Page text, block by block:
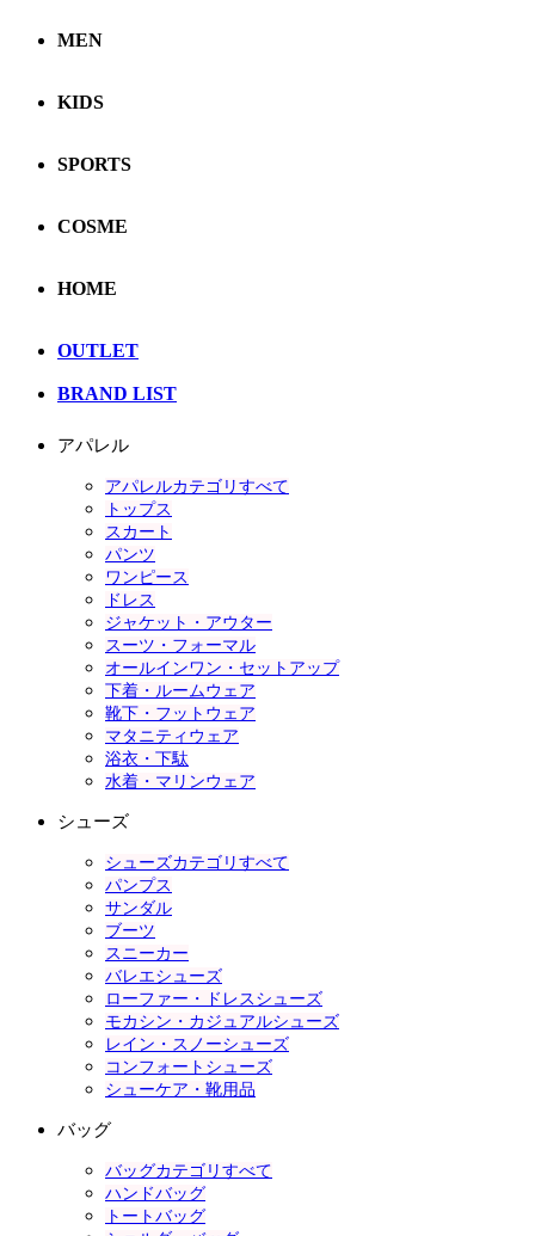
MEN
KIDS
SPORTS
COSME
HOME
OUTLET
BRAND LIST
アパレル
アパレルカテゴリすべて
トップス
スカート
パンツ
ワンピース
ドレス
ジャケット・アウター
スーツ・フォーマル
オールインワン・セットアップ
下着・ルームウェア
靴下・フットウェア
マタニティウェア
浴衣・下駄
水着・マリンウェア
シューズ
シューズカテゴリすべて
パンプス
サンダル
ブーツ
スニーカー
バレエシューズ
ローファー・ドレスシューズ
モカシン・カジュアルシューズ
レイン・スノーシューズ
コンフォートシューズ
シューケア・靴用品
バッグ
バッグカテゴリすべて
ハンドバッグ
トートバッグ